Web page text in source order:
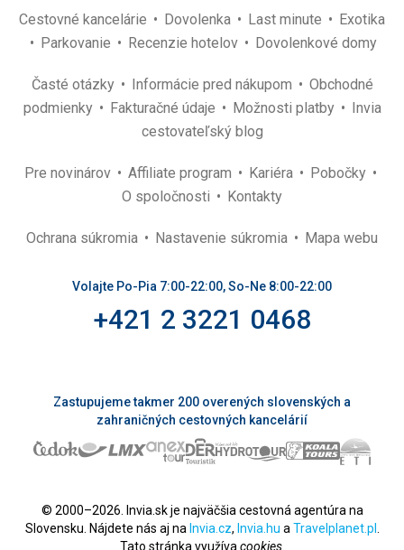
Cestovné kancelárie Dovolenka Last minute
Exotika
Parkovanie
Recenzie hotelov Dovolenkové domy
Časté otázky Informácie pred nákupom
Obchodné
podmienky
Fakturačné údaje Možnosti platby
Invia
cestovateľský blog
Pre novinárov Affiliate program Kariéra
Pobočky
O spoločnosti
Kontakty
Ochrana súkromia Nastavenie súkromia Mapa webu
Volajte Po-Pia 7:00-22:00, So-Ne 8:00-22:00
+421 2 3221 0468
Zastupujeme takmer 200 overených slovenských a
zahraničných cestovných kancelárií
© 2000–2026. Invia.sk je najväčšia cestovná agentúra na
Slovensku. Nájdete nás aj na Invia.cz, Invia.hu a Travelplanet.pl
Tato stránka využíva cookies.